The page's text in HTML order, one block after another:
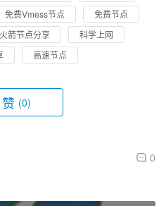
免费Vmess节点
免费节点
箭节点分享
科学上网
高速节点
赞 (0)
0